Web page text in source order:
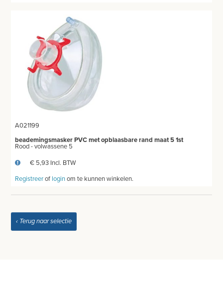
A021199
beademingsmasker PVC met opblaasbare rand maat 5 1st
Rood - volwassene 5
€ 5,93 Incl. BTW
Registreerof loginom te kunnen winkelen.
‹ Terug naar selectie